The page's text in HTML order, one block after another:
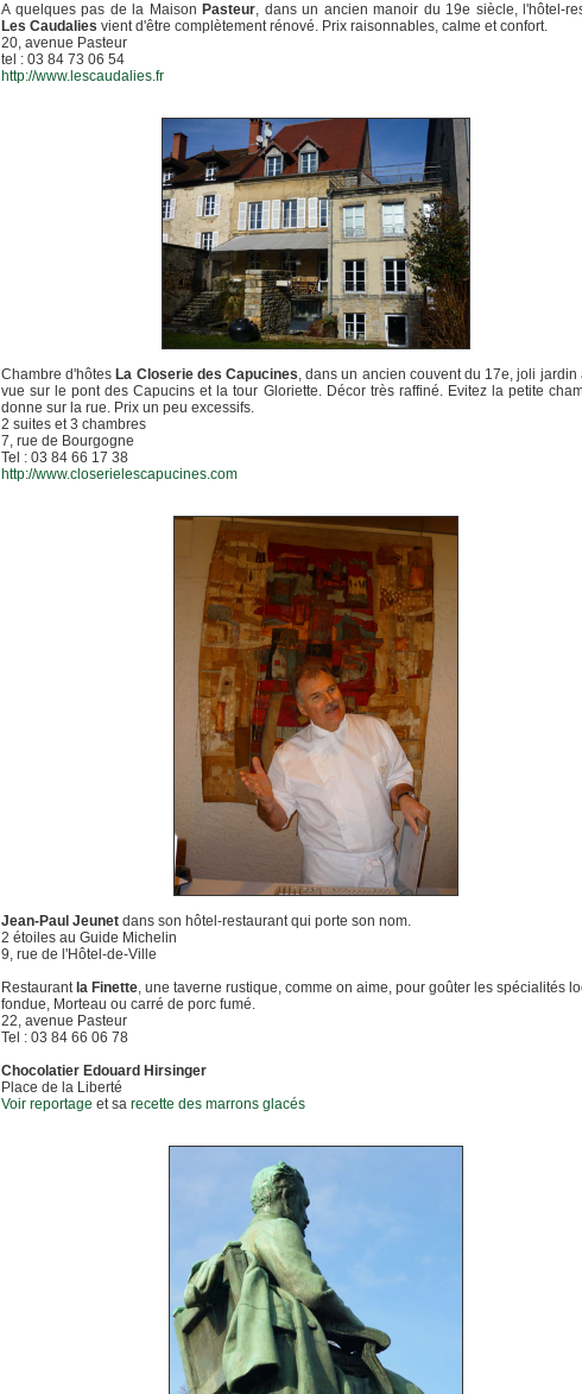
A quelques pas de la Maison Pasteur, dans un ancien manoir du 19e siècle, l'hôtel-
Les Caudalies vient d'être complètement rénové. Prix raisonnables, calme et confort.
20, avenue Pasteur
tel : 03 84 73 06 54
http://www.lescaudalies.fr
Chambre d'hôtes La Closerie des Capucines, dans un ancien couvent du 17e, joli jardin
vue sur le pont des Capucins et la tour Gloriette. Décor très raffiné. Evitez la petite
donne sur la rue. Prix un peu excessifs.
2 suites et 3 chambres
7, rue de Bourgogne
Tel : 03 84 66 17 38
http://www.closerielescapucines.com
Jean-Paul Jeunet dans son hôtel-restaurant qui porte son nom.
2 étoiles au Guide Michelin
9, rue de l'Hôtel-de-Ville
Restaurant la Finette, une taverne rustique, comme on aime, pour goûter les spécialités
fondue, Morteau ou carré de porc fumé.
22, avenue Pasteur
Tel : 03 84 66 06 78
Chocolatier Edouard Hirsinger
Place de la Liberté
Voir reportage et sa recette des marrons glacés